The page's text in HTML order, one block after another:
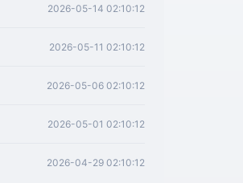
2026-05-14 02:10:12
2026-05-11 02:10:12
2026-05-06 02:10:12
2026-05-01 02:10:12
2026-04-29 02:10:12